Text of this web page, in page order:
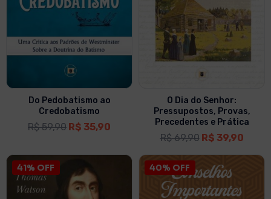
Do Pedobatismo ao
Credobatismo
R$59,90 R$ 35,90
O Dia do Senhor:
Pressupostos, Provas,
Precedentes e Prática
R$69,90 R$ 39,90
41% OFF 40% OFF